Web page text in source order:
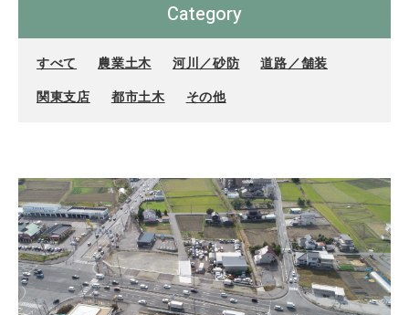
Category
すべて 農業土木 河川／砂防 道路／舗装
関東支店 都市土木 その他